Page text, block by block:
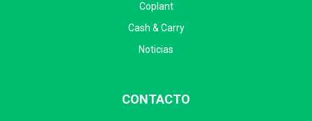
Coplant
Cash & Carry
Noticias
CONTACTO